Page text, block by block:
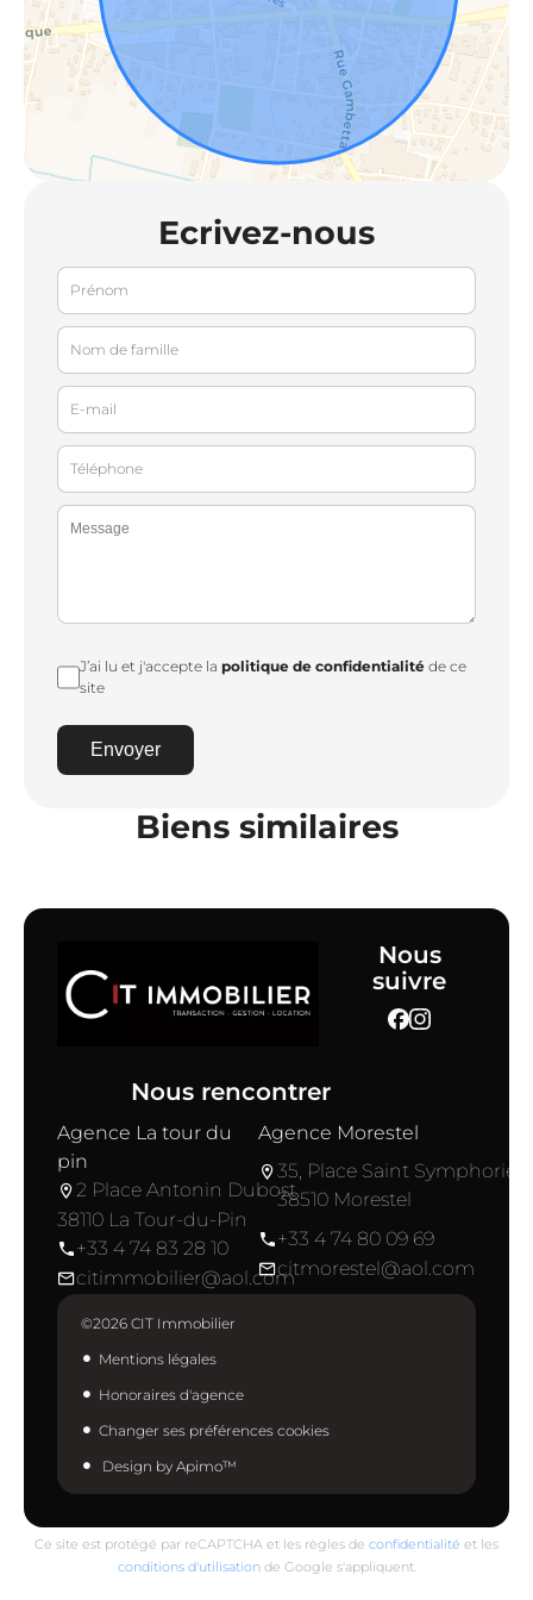
Ecrivez-nous
J’ai lu et j'accepte lapolitique de confidentialité de ce
site
Envoyer
Biens similaires
Nous
suivre
Nous rencontrer
Agence La tour du
pin
2 Place Antonin Dubost
38110 La Tour-du-Pin
+33 4 74 83 28 10
citimmobilier@aol.com
Agence Morestel
35, Place Saint Symphorien
38510 Morestel
+33 4 74 80 09 69
citmorestel@aol.com
©2026 CIT Immobilier
Mentions légales
Honoraires d'agence
Changer ses préférences cookies
Design by Apimo™
Ce site est protégé par reCAPTCHA et les règles de confidentialité et les
conditions d'utilisationde Google s'appliquent.